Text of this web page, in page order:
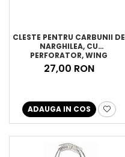
CLESTE PENTRU CARBUNII DE
NARGHILEA, CU
PERFORATOR, WING
27,00 RON
ADAUGA IN COS